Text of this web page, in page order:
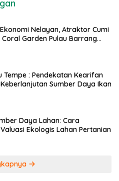
Nelayan, Atraktor Cumi
Garden Pulau Barrang
Tempe : Pendekatan Kearifan
Sumber Daya Ikan
Daya Lahan: Cara
Ekologis Lahan Pertanian